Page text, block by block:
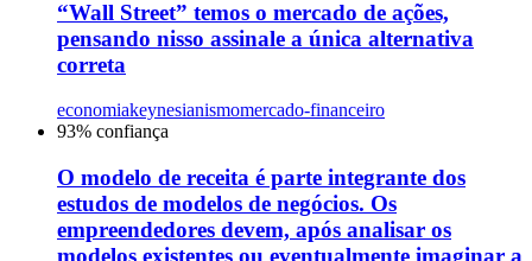
“Wall Street” temos o mercado de ações,
pensando nisso assinale a única alternativa
correta
economiakeynesianismomercado-financeiro
93% confiança
O modelo de receita é parte integrante dos
estudos de modelos de negócios. Os
empreendedores devem, após analisar os
modelos existentes ou eventualmente imaginar a